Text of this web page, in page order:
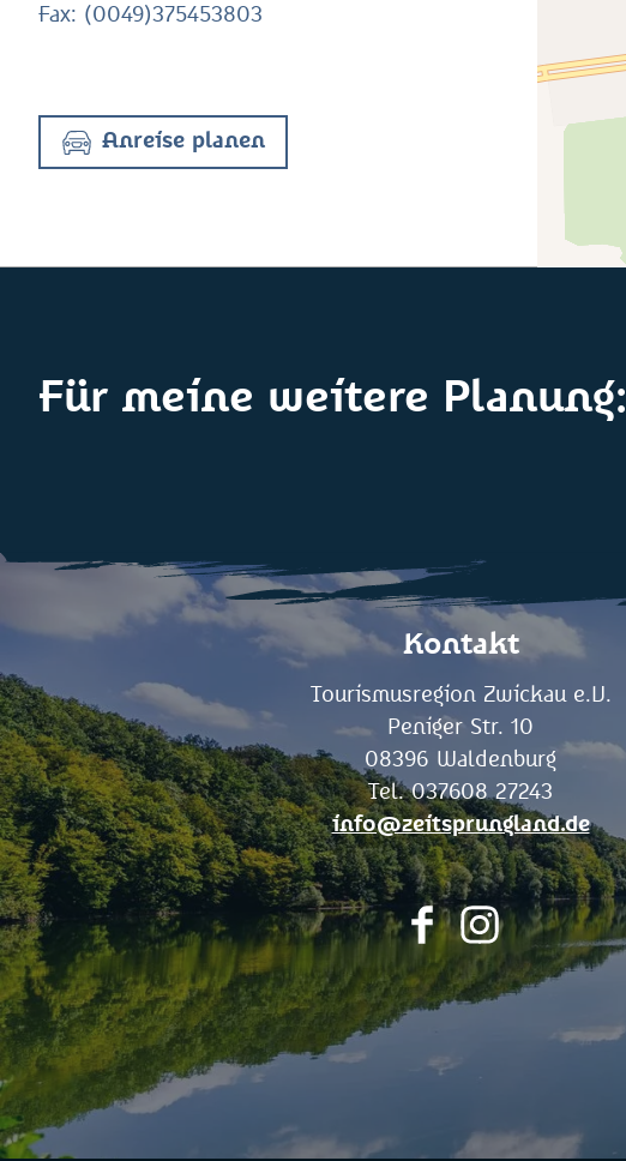
Fax: (0049)375453803
Anreise planen
Für meine weitere Planung:
Kontakt
Tourismusregion Zwickau e.V.
Peniger Str. 10
08396 Waldenburg
Tel. 037608 27243
info@zeitsprungland.de
F
a
c
I
n
g